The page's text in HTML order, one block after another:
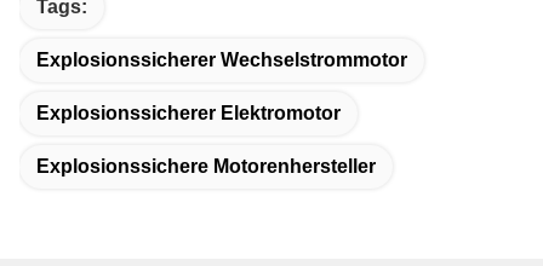
Tags:
Explosionssicherer Wechselstrommotor
Explosionssicherer Elektromotor
Explosionssichere Motorenhersteller